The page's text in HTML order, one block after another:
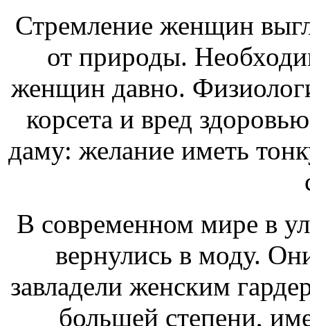
Стремление женщин
от природы.
женщин давно.
корсета и вред
даму: желание иметь
В современном мире в
вернулись в моду.
завладели женским
большей степени,